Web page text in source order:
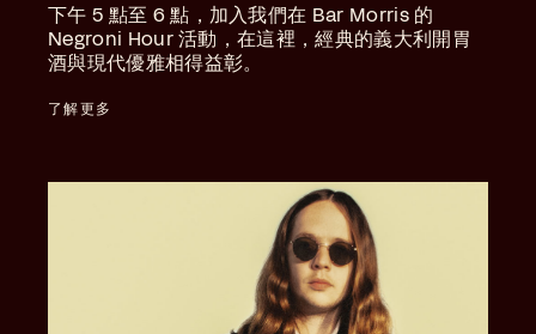
下午 5 點至 6 點，加入我們在 Bar Morris 的
Negroni Hour 活動，在這裡，經典的義大利開胃
酒與現代優雅相得益彰。
了解更多